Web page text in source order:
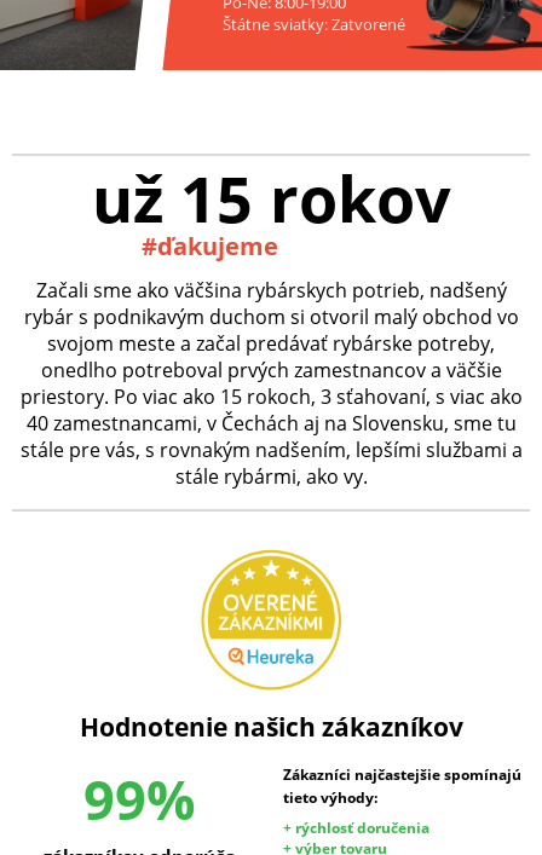
Štátne sviatky: Zatvorené
už 15 rokov
#ďakujeme
Začali sme ako väčšina rybárskych potrieb, nadšený
rybár s podnikavým duchom si otvoril malý obchod vo
svojom meste a začal predávať rybárske potreby,
onedlho potreboval prvých zamestnancov a väčšie
priestory. Po viac ako 15 rokoch, 3 sťahovaní, s viac ako
40 zamestnancami, v Čechách aj na Slovensku, sme tu
stále pre vás, s rovnakým nadšením, lepšími službami a
stále rybármi, ako vy.
Hodnotenie našich zákazníkov
99%
Zákazníci najčastejšie spomínajú
tieto výhody:
+ rýchlosť doručenia
+ výber tovaru